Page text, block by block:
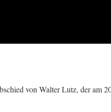
von Walter Lutz, der am